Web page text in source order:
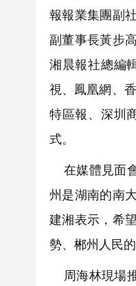
報報業集團副
副董事長黃步
湘晨報社總編
視、鳳凰網、
特區報、深圳
式。
在媒體見面
州是湖南的南
建湘表示，希
勢、郴州人民的
周海林現場